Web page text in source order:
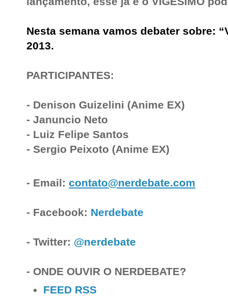
Nesta semana vamos debater sobre:
2013.
PARTICIPANTES:
- Denison Guizelini (Anime EX)
- Januncio Neto
- Luiz Felipe Santos
- Sergio Peixoto (Anime EX)
- Email: contato@nerdebate.com
- Facebook: Nerdebate
- Twitter: @nerdebate
- ONDE OUVIR O NERDEBATE?
FEED RSS